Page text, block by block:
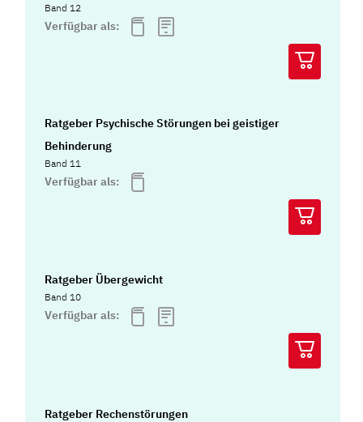
Band 12
Verfügbar als:
Ratgeber Psychische Störungen bei geistiger
Behinderung
Band 11
Verfügbar als:
Ratgeber Übergewicht
Band 10
Verfügbar als:
Ratgeber Rechenstörungen